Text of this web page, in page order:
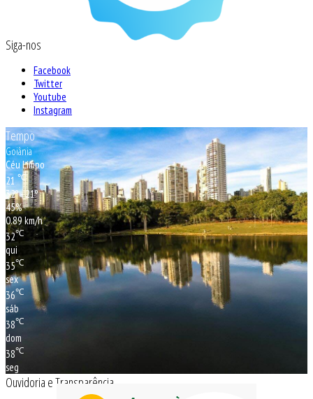
Siga-nos
Facebook
Twitter
Youtube
Instagram
Tempo
Goiânia
Céu Limpo
21℃
32º - 21º
45%
0.89 km/h
32℃
qui
35℃
sex
36℃
sáb
38℃
dom
38℃
seg
Ouvidoria e Transparência